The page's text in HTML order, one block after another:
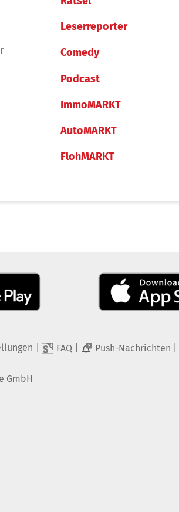
Leserreporter
Comedy
Podcast
ImmoMARKT
AutoMARKT
FlohMARKT
FAQ 2 Push-Nachrichten
GmbH